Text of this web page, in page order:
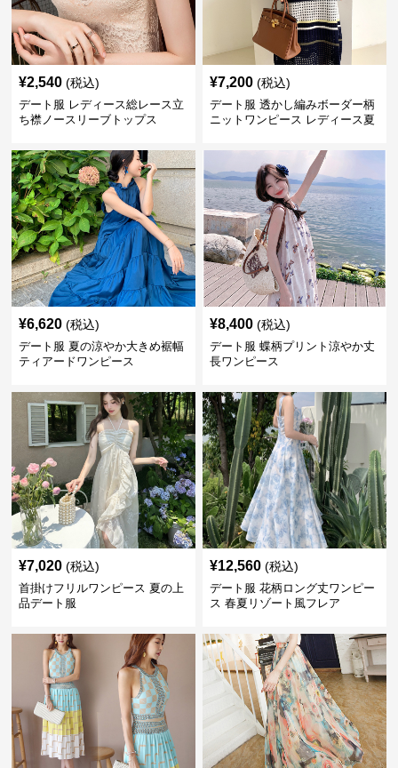
¥2,540 (税込)
デート服 レディース総レース立
ち襟ノースリーブトップス
¥7,200 (税込)
デート服 透かし編みボーダー柄
ニットワンピース レディース夏
¥6,620 (税込)
デート服 夏の涼やか大きめ裾幅
ティアードワンピース
¥8,400 (税込)
デート服 蝶柄プリント涼やか丈
長ワンピース
¥7,020 (税込)
首掛けフリルワンピース 夏の上
品デート服
¥12,560 (税込)
デート服 花柄ロング丈ワンピー
ス 春夏リゾート風フレア